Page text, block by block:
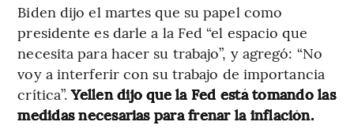
Biden dijo el martes que su papel como
presidente es darle a la Fed “el espacio que
necesita para hacer su trabajo”, y agregó: “No
voy a interferir con su trabajo de importancia
crítica”.Yellen dijo que la Fed está tomando las
medidas necesarias para frenar la inflación.